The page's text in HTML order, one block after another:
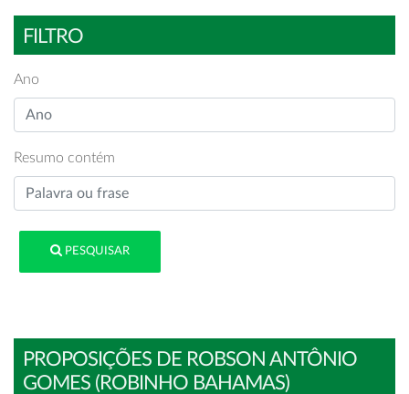
FILTRO
Ano
Resumo contém
PESQUISAR
PROPOSIÇÕES DE ROBSON ANTÔNIO
GOMES (ROBINHO BAHAMAS)